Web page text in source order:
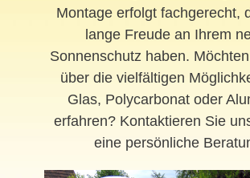
Montage erfolgt fachgerecht,
lange Freude an Ihrem
Sonnenschutz haben.
über die vielfältigen
Glas, Polycarbonat oder
erfahren? Kontaktieren Sie
eine persönliche